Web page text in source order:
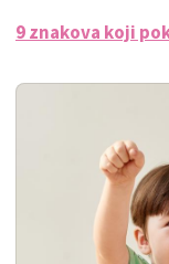
9 znakova koji